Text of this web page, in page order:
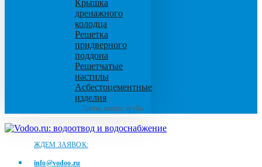
Крышка
дренажного
колодца
Решетка
придверного
поддона
Решетчатые
настилы
Асбестоцементные
изделия
Листы, плиты, трубы
ЖДЕМ ЗАЯВОК:
info@vodoo.ru